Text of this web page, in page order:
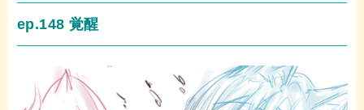
ep.148 覚醒